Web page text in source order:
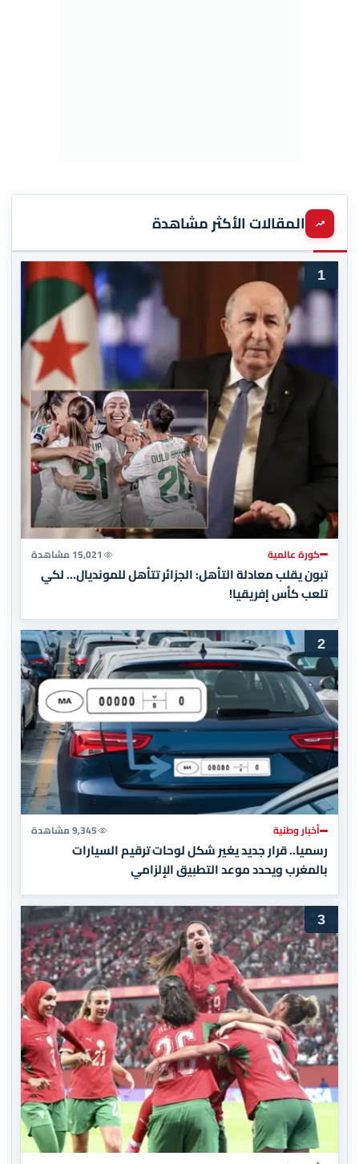
المقالات الأكثر مشاهدة
1
كورة عالمية 15,021 مشاهدة
تبون يقلب معادلة التأهل: الجزائر تتأهل للمونديال… لكي
تلعب كأس إفريقيا!
2
أخبار وطنية 9,345 مشاهدة
رسميا.. قرار جديد يغير شكل لوحات ترقيم السيارات
بالمغرب ويحدد موعد التطبيق الإلزامي
3